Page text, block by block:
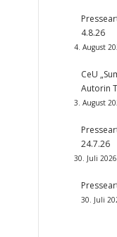
4.8.26
4. August
CeU
Autorin
3. August
24.7.26
30. Juli 2026
30. Juli